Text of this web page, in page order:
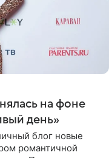
на фоне
день»
блог новые
романтичной